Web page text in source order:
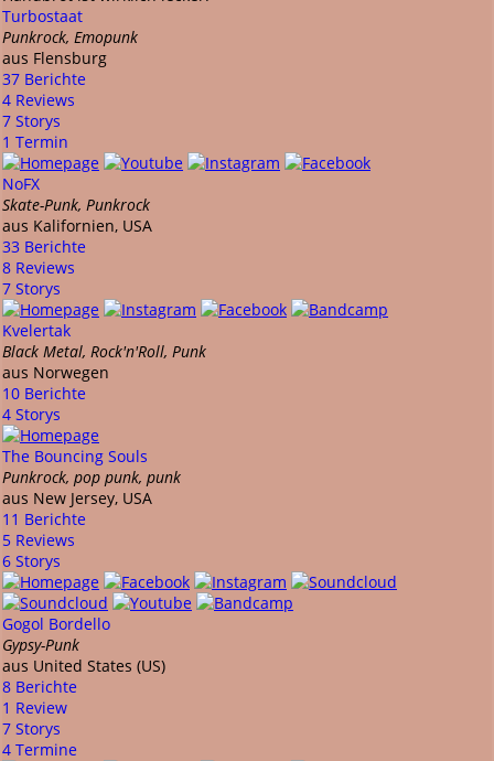
Turbostaat
Punkrock, Emopunk
aus Flensburg
37 Berichte
4 Reviews
7 Storys
1 Termin
NoFX
Skate-Punk, Punkrock
aus Kalifornien, USA
33 Berichte
8 Reviews
7 Storys
Kvelertak
Black Metal, Rock'n'Roll, Punk
aus Norwegen
10 Berichte
4 Storys
The Bouncing Souls
Punkrock, pop punk, punk
aus New Jersey, USA
11 Berichte
5 Reviews
6 Storys
Gogol Bordello
Gypsy-Punk
aus United States (US)
8 Berichte
1 Review
7 Storys
4 Termine